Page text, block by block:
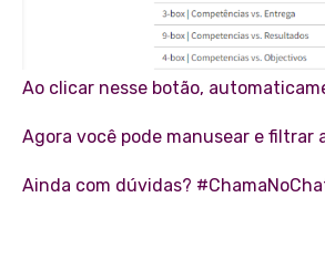
Ao clicar nesse botão,
Agora você pode manusear e filtrar
Ainda com dúvidas?